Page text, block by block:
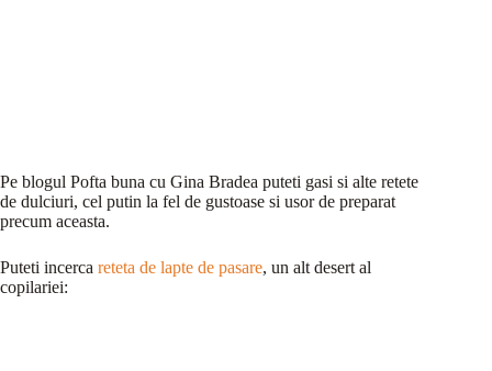
Pe blogul Pofta buna cu Gina Bradea puteti gasi si alte retete
de dulciuri, cel putin la fel de gustoase si usor de preparat
precum aceasta.
Puteti incerca reteta de lapte de pasare, un alt desert al
copilariei: